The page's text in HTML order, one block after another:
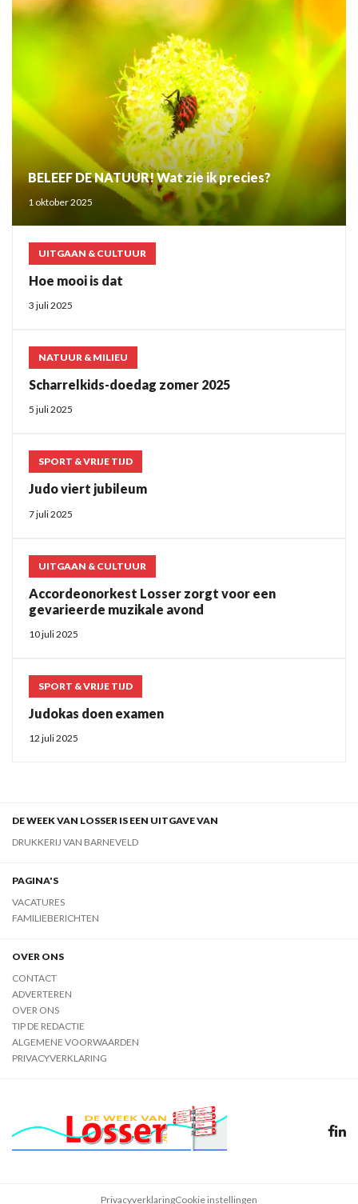
BELEEF DE NATUUR! Wat zie ik precies?
1 oktober 2025
UITGAAN & CULTUUR
Hoe mooi is dat
3 juli 2025
NATUUR & MILIEU
Scharrelkids-doedag zomer 2025
5 juli 2025
SPORT & VRIJE TIJD
Judo viert jubileum
7 juli 2025
UITGAAN & CULTUUR
Accordeonorkest Losser zorgt voor een
gevarieerde muzikale avond
10 juli 2025
SPORT & VRIJE TIJD
Judokas doen examen
12 juli 2025
DE WEEK VAN LOSSER IS EEN UITGAVE VAN
DRUKKERIJ VAN BARNEVELD
PAGINA'S
VACATURES
FAMILIEBERICHTEN
OVER ONS
CONTACT
ADVERTEREN
OVER ONS
TIP DE REDACTIE
ALGEMENE VOORWAARDEN
PRIVACYVERKLARING
PrivacyverklaringCookie instellingen